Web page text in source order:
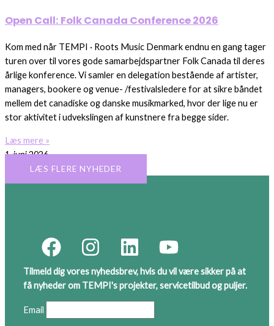
Open Call: Folk Canada Conference 2026
Kom med når TEMPI · Roots Music Denmark endnu en gang tager
turen over til vores gode samarbejdspartner Folk Canada til deres
årlige konference. Vi samler en delegation bestående af artister,
managers, bookere og venue- /festivalsledere for at sikre båndet
mellem det canadiske og danske musikmarked, hvor der lige nu er
stor aktivitet i udvekslingen af kunstnere fra begge sider.
Læs mere »
1. juni 2026
LÆS FLERE NYHEDER
Tilmeld dig vores nyhedsbrev, hvis du vil være sikker på at
få nyheder om TEMPI's projekter, servicetilbud og puljer.
Email